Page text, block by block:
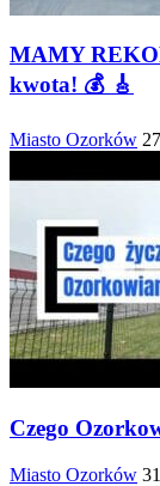
MAMY
kwota! 💰 🎸
Miasto Ozorków
Czego
Miasto Ozorków